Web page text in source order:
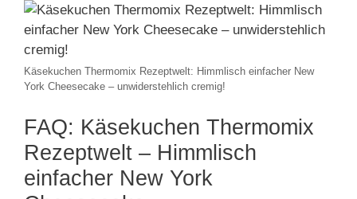
Käsekuchen Thermomix Rezeptwelt: Himmlisch einfacher New
York Cheesecake – unwiderstehlich cremig!
FAQ: Käsekuchen Thermomix
Rezeptwelt – Himmlisch
einfacher New York